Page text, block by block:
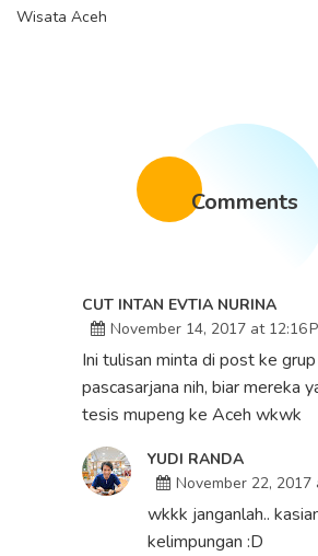
Wisata Aceh
Comments
CUT INTAN EVTIA NURINA
November 14, 2017 at 12:16
Ini tulisan minta di post ke
pascasarjana nih, biar mereka
tesis mupeng ke Aceh wkwk
YUDI RANDA
November 22, 2017
wkkk janganlah..
kelimpungan :D